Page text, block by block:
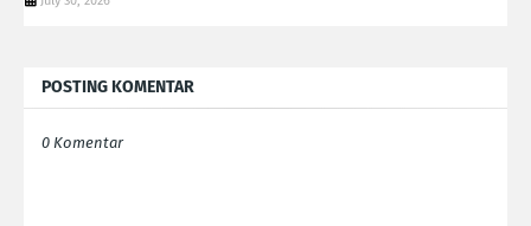
POSTING KOMENTAR
0 Komentar